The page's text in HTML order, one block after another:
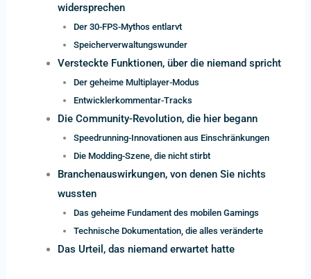
widersprechen
Der 30-FPS-Mythos entlarvt
Speicherverwaltungswunder
Versteckte Funktionen, über die niemand spricht
Der geheime Multiplayer-Modus
Entwicklerkommentar-Tracks
Die Community-Revolution, die hier begann
Speedrunning-Innovationen aus Einschränkungen
Die Modding-Szene, die nicht stirbt
Branchenauswirkungen, von denen Sie nichts
wussten
Das geheime Fundament des mobilen Gamings
Technische Dokumentation, die alles veränderte
Das Urteil, das niemand erwartet hatte